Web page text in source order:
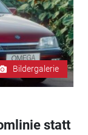
Bildergalerie
statt